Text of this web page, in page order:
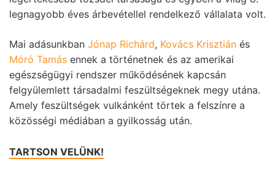
legnagyobb éves árbevétellel rendelkező vállalata volt.
Mai adásunkban Jónap Richárd, Kovács Krisztián és
Móró Tamás ennek a történetnek és az amerikai
egészségügyi rendszer működésének kapcsán
felgyülemlett társadalmi feszültségeknek megy utána.
Amely feszültségek vulkánként törtek a felszínre a
közösségi médiában a gyilkosság után.
TARTSON VELÜNK!